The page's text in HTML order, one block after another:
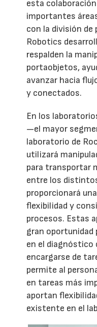
esta
importantes
con la división de
Robotics
respalden la
portaobjetos,
avanzar hacia
y conectados.
En los
—el mayor
laboratorio de
utilizará
para transportar
entre los
proporcionará
flexibilidad y
procesos. Estas
gran oportunidad
en el diagnóstico
encargarse de
permite al
en tareas más
aportan
existente en el